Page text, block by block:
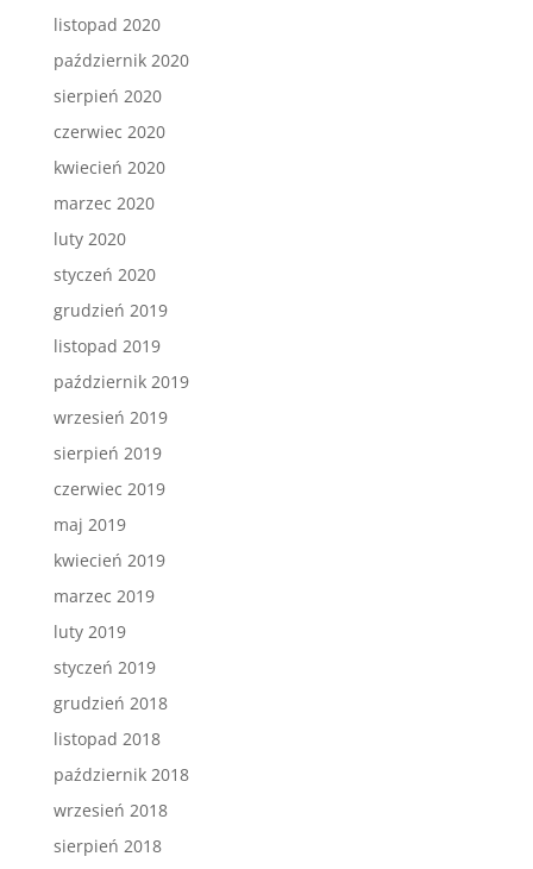
listopad 2020
październik 2020
sierpień 2020
czerwiec 2020
kwiecień 2020
marzec 2020
luty 2020
styczeń 2020
grudzień 2019
listopad 2019
październik 2019
wrzesień 2019
sierpień 2019
czerwiec 2019
maj 2019
kwiecień 2019
marzec 2019
luty 2019
styczeń 2019
grudzień 2018
listopad 2018
październik 2018
wrzesień 2018
sierpień 2018